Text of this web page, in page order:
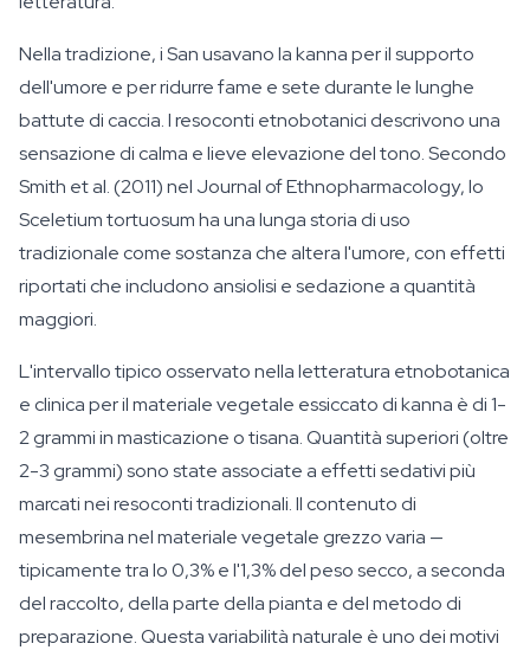
Nella tradizione, i San usavano la kanna per il supporto
dell'umore e per ridurre fame e sete durante le lunghe
battute di caccia. I resoconti etnobotanici descrivono una
sensazione di calma e lieve elevazione del tono. Secondo
Smith et al. (2011) nel Journal of Ethnopharmacology, lo
Sceletium tortuosumha una lunga storia di uso
tradizionale come sostanza che altera l'umore, con effetti
riportati che includono ansiolisi e sedazione a quantità
maggiori.
L'intervallo tipico osservato nella letteratura etnobotanica
e clinica per il materiale vegetale essiccato di kanna è di 1-
2 grammi in masticazione o tisana. Quantità superiori (oltre
2-3 grammi) sono state associate a effetti sedativi più
marcati nei resoconti tradizionali. Il contenuto di
mesembrina nel materiale vegetale grezzo varia —
tipicamente tra lo 0,3% e l'1,3% del peso secco, a seconda
del raccolto, della parte della pianta e del metodo di
preparazione. Questa variabilità naturale è uno dei motivi